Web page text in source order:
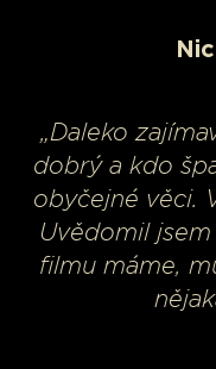
„Daleko
dobrý a kdo
obyčejné věci.
Uvědomil
filmu máme,